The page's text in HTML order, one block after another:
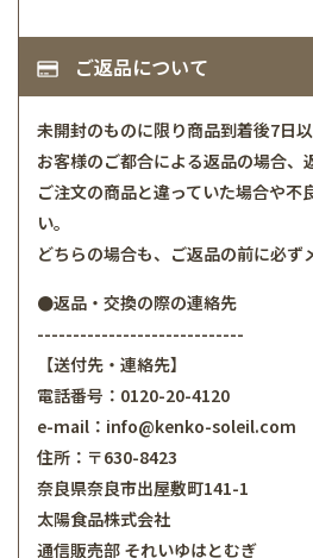
ご返品について
未開封のものに限り商品到着後7日
お客様のご都合による返品の場合
ご注文の商品と違っていた場合や
い。
どちらの場合も、ご返品の前に必
●返品・交換の際の連絡先
-----------------------------
【送付先・連絡先】
電話番号：0120-20-4120
e-mail：info@kenko-soleil.com
住所：〒630-8423
奈良県奈良市出屋敷町141-1
太陽食品株式会社
通信販売部 それいゆはとむぎ